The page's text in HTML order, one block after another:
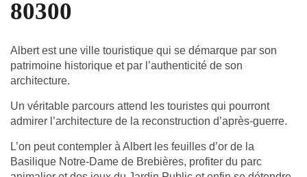
80300
Albert est une ville touristique qui se démarque par son
patrimoine historique et par l’authenticité de son
architecture.
Un véritable parcours attend les touristes qui pourront
admirer l’architecture de la reconstruction d’après-guerre.
L’on peut contempler à Albert les feuilles d’or de la
Basilique Notre-Dame de Brebières, profiter du parc